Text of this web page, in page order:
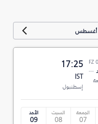
17:25
IST
إسطنبول
الجمعة
07
السبت
08
الأحد
09